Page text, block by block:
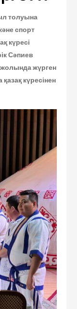
толуына
әне спорт
күресі
Сәпиев
жүрген
күресінен